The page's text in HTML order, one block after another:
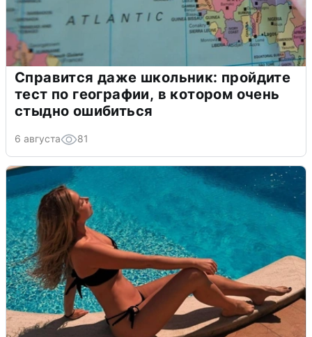
Справится даже школьник: пройдите
тест по географии, в котором очень
стыдно ошибиться
6 августа 81